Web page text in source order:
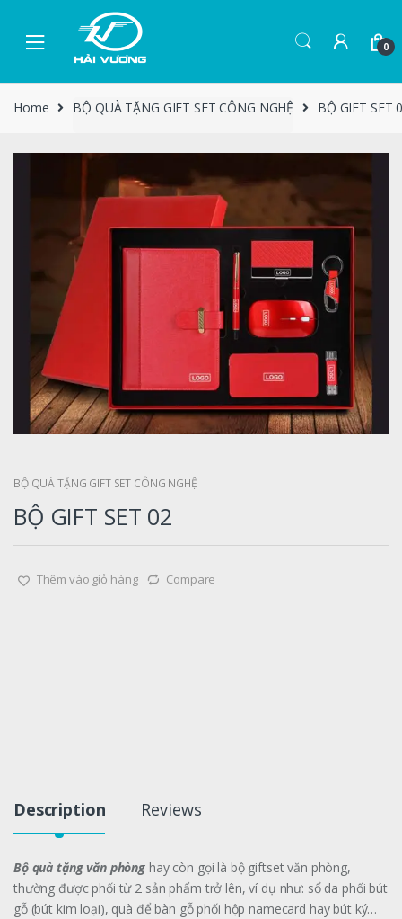
0
Home BỘ QUÀ TẶNG GIFT SET CÔNG NGHỆ BỘ GIFT SET
BỘ QUÀ TẶNG GIFT SET CÔNG NGHỆ
BỘ GIFT SET 02
Thêm vào giỏ hàng Compare
Description Reviews
Bộ quà tặng văn phòng hay còn gọi là bộ giftset văn phòng,
thường được phối từ 2 sản phẩm trở lên, ví dụ như: sổ da phối bút
gỗ (bút kim loại), quà để bàn gỗ phối hộp namecard hay bút ký…